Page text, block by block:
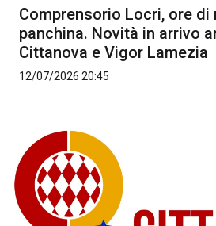
Comprensorio Locri, ore
panchina. Novità in arrivo
Cittanova e Vigor Lamezia
12/07/2026 20:45